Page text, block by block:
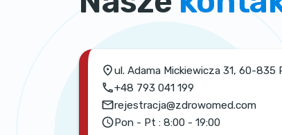
ul. Adama Mickiewicza 31, 60-835
+48 793 041 199
rejestracja@zdrowomed.com
Pon - Pt : 8:00 - 19:00